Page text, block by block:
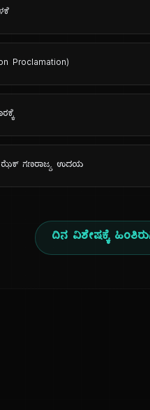
Proclamation)
ಝೆಕ್ ಗಣರಾಜ್ಯ ಉದಯ
ದಿನ ವಿಶೇಷಕ್ಕೆ